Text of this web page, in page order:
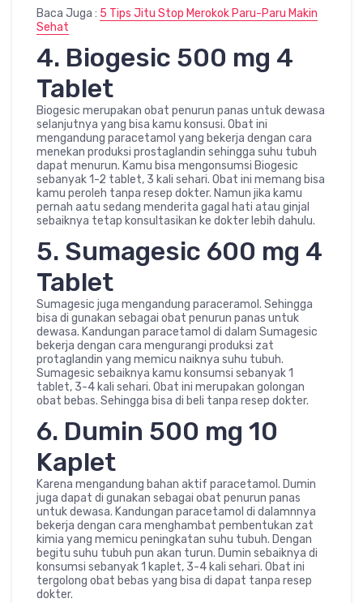
Baca Juga : 5 Tips Jitu Stop Merokok Paru-Paru Makin
Sehat
4. Biogesic 500 mg 4
Tablet
Biogesic merupakan obat penurun panas untuk dewasa
selanjutnya yang bisa kamu konsusi. Obat ini
mengandung paracetamol yang bekerja dengan cara
menekan produksi prostaglandin sehingga suhu tubuh
dapat menurun. Kamu bisa mengonsumsi Biogesic
sebanyak 1-2 tablet, 3 kali sehari. Obat ini memang bisa
kamu peroleh tanpa resep dokter. Namun jika kamu
pernah aatu sedang menderita gagal hati atau ginjal
sebaiknya tetap konsultasikan ke dokter lebih dahulu.
5. Sumagesic 600 mg 4
Tablet
Sumagesic juga mengandung paraceramol. Sehingga
bisa di gunakan sebagai obat penurun panas untuk
dewasa. Kandungan paracetamol di dalam Sumagesic
bekerja dengan cara mengurangi produksi zat
protaglandin yang memicu naiknya suhu tubuh.
Sumagesic sebaiknya kamu konsumsi sebanyak 1
tablet, 3-4 kali sehari. Obat ini merupakan golongan
obat bebas. Sehingga bisa di beli tanpa resep dokter.
6. Dumin 500 mg 10
Kaplet
Karena mengandung bahan aktif paracetamol. Dumin
juga dapat di gunakan sebagai obat penurun panas
untuk dewasa. Kandungan paracetamol di dalamnnya
bekerja dengan cara menghambat pembentukan zat
kimia yang memicu peningkatan suhu tubuh. Dengan
begitu suhu tubuh pun akan turun. Dumin sebaiknya di
konsumsi sebanyak 1 kaplet, 3-4 kali sehari. Obat ini
tergolong obat bebas yang bisa di dapat tanpa resep
dokter.